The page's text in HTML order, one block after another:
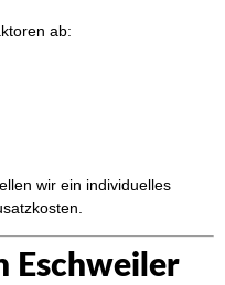
ab:
wir ein individuelles
Eschweiler